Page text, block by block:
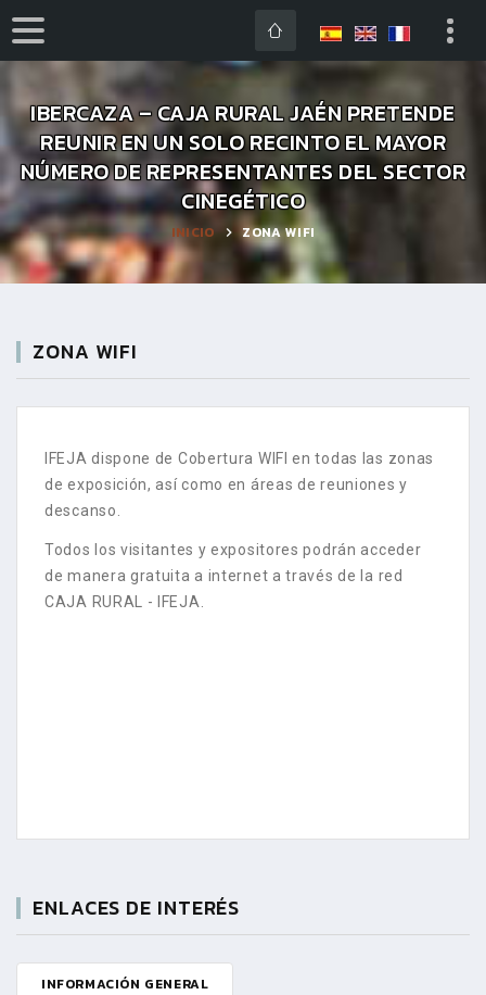
IBERCAZA – CAJA RURAL JAÉN PRETENDE
REUNIR EN UN SOLO RECINTO EL MAYOR
NÚMERO DE REPRESENTANTES DEL SECTOR
CINEGÉTICO
INICIO ZONA WIFI
ZONA WIFI
IFEJA dispone de Cobertura WIFI en todas las zonas
de exposición, así como en áreas de reuniones y
descanso.
Todos los visitantes y expositores podrán acceder
de manera gratuita a internet a través de la red
CAJA RURAL - IFEJA.
ENLACES DE INTERÉS
INFORMACIÓN GENERAL